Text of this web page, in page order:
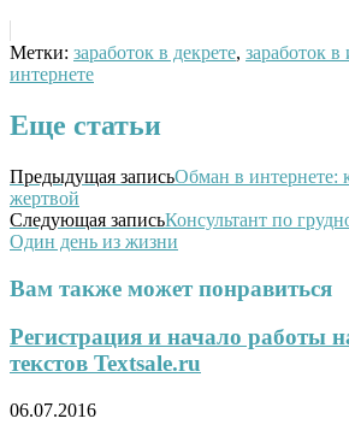
Метки: заработок в декрете, заработок в
интернете
Еще статьи
Предыдущая записьОбман в интернете:
жертвой
Следующая записьКонсультант по
Один день из жизни
Вам также может понравиться
Регистрация и начало работы
текстов Textsale.ru
06.07.2016